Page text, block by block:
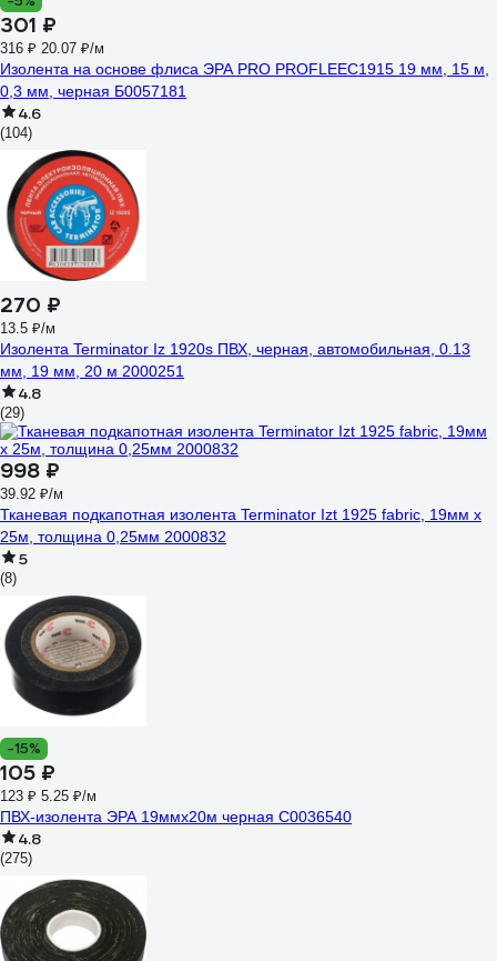
301 ₽
316 ₽ 20.07 ₽/м
Изолента на основе флиса ЭРА PRO PROFLEEC1915 19 мм, 15 м,
0,3 мм, черная Б0057181
4.6
(104)
270 ₽
13.5 ₽/м
Изолента Terminator Iz 1920s ПВХ, черная, автомобильная, 0.13
мм, 19 мм, 20 м 2000251
4.8
(29)
998 ₽
39.92 ₽/м
Тканевая подкапотная изолента Terminator Izt 1925 fabric, 19мм х
25м, толщина 0,25мм 2000832
5
(8)
-15%
105 ₽
123 ₽ 5.25 ₽/м
ПВХ-изолента ЭРА 19ммх20м черная C0036540
4.8
(275)